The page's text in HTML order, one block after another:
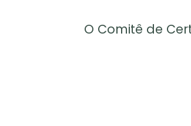
O Comitê de